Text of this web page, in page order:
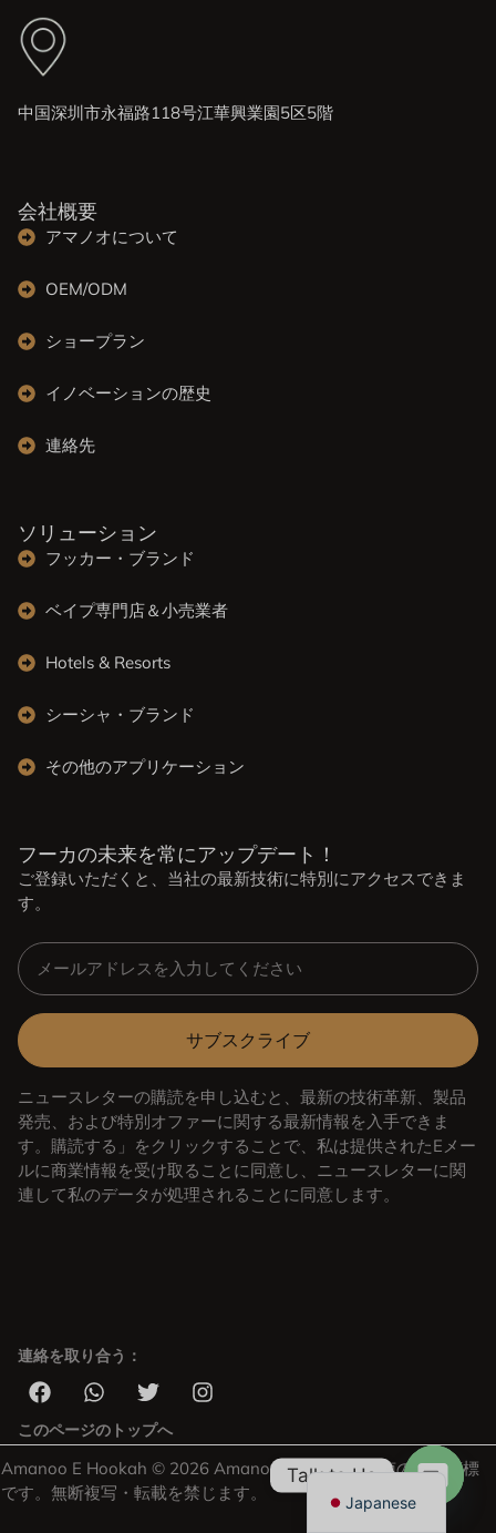
中国深圳市永福路118号江華興業園5区5階
会社概要
アマノオについて
OEM/ODM
ショープラン
イノベーションの歴史
連絡先
ソリューション
フッカー・ブランド
ベイプ専門店＆小売業者
Hotels & Resorts
シーシャ・ブランド
その他のアプリケーション
フーカの未来を常にアップデート！
ご登録いただくと、当社の最新技術に特別にアクセスできま
す。
サブスクライブ
ニュースレターの購読を申し込むと、最新の技術革新、製品
発売、および特別オファーに関する最新情報を入手できま
す。購読する」をクリックすることで、私は提供されたEメー
ルに商業情報を受け取ることに同意し、ニュースレターに関
連して私のデータが処理されることに同意します。
連絡を取り合う：
このページのトップへ
Amanoo E Hookah © 2026 Amanooは深セン市嘉南の登録商標
です。無断複写・転載を禁じます。
Japanese
English
Talk to Us